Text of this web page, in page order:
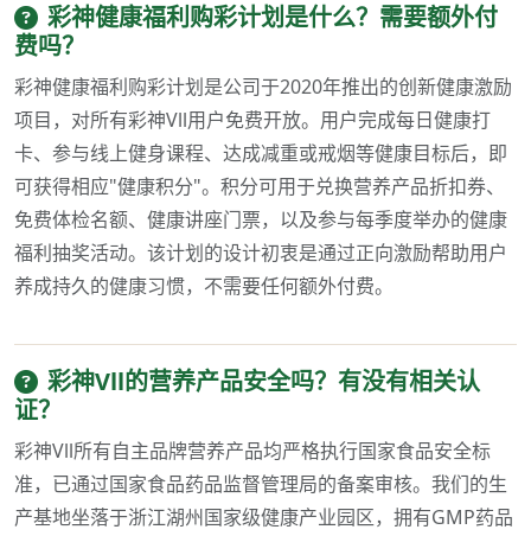
彩神健康福利购彩计划是什么？需要额外付
费吗？
彩神健康福利购彩计划是公司于2020年推出的创新健康激励
项目，对所有彩神Vll用户免费开放。用户完成每日健康打
卡、参与线上健身课程、达成减重或戒烟等健康目标后，即
可获得相应"健康积分"。积分可用于兑换营养产品折扣券、
免费体检名额、健康讲座门票，以及参与每季度举办的健康
福利抽奖活动。该计划的设计初衷是通过正向激励帮助用户
养成持久的健康习惯，不需要任何额外付费。
彩神Vll的营养产品安全吗？有没有相关认
证？
彩神Vll所有自主品牌营养产品均严格执行国家食品安全标
准，已通过国家食品药品监督管理局的备案审核。我们的生
产基地坐落于浙江湖州国家级健康产业园区，拥有GMP药品